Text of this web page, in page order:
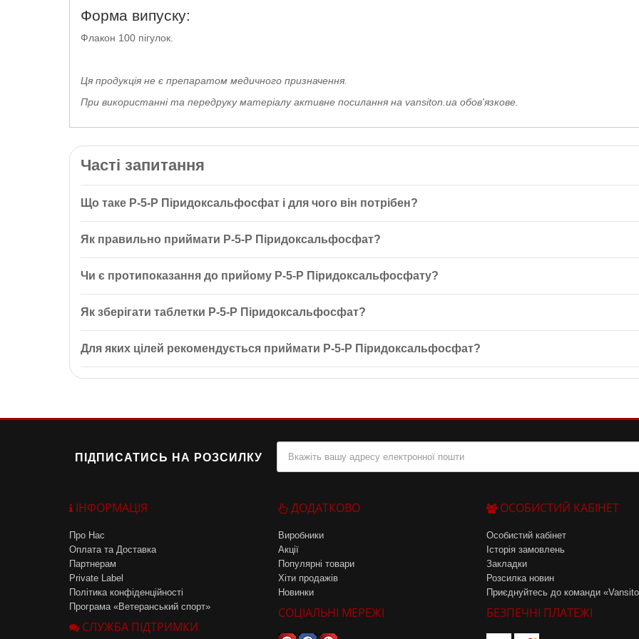
Форма випуску:
Флакон 100 пігулок.
Ця продукція не є препаратом медичного призначення.
При використанні та передруку матеріалу активне посилання на vansiton.ua обов'язкове.
Часті запитання
Що таке P-5-P Піридоксальфосфат і для чого він потрібен?
вуглеводів та білків, а також сприяє функціонуванню нервової та імунної системи.
Як правильно приймати P-5-P Піридоксальфосфат?
Чи є протипоказання до прийому P-5-P Піридоксальфосфату?
Як зберігати таблетки P-5-P Піридоксальфосфат?
Для яких цілей рекомендується приймати P-5-P Піридоксальфосфат?
ПІДПИСАТИСЬ НА РОЗСИЛКУ
ІНФОРМАЦІЯ
Про Нас
Оплата та Доставка
Партнерам
Private Label
Політика конфіденційності
Програма «Ветеранський спорт»
СЛУЖБА ПІДТРИМКИ
ДОДАТКОВО
Виробники
Акції
Популярні товари
Хіти продажів
Новинки
СОЦІАЛЬНІ МЕРЕЖІ
ОСОБИСТИЙ КАБІНЕТ
Особистий кабінет
Історія замовлень
Закладки
Розсилка новин
Приєднуйтесь до команди
БЕЗПЕЧНІ ПЛАТЕЖІ